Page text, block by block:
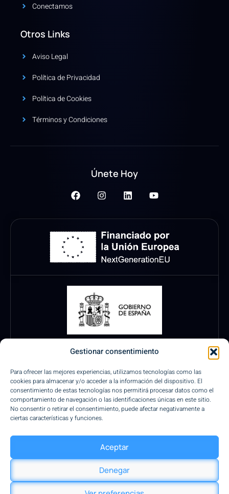
Gestionar consentimiento
Para ofrecer las mejores experiencias, utilizamos tecnologías como las
cookies para almacenar y/o acceder a la información del dispositivo. El
consentimiento de estas tecnologías nos permitirá procesar datos como el
comportamiento de navegación o las identificaciones únicas en este sitio.
No consentir o retirar el consentimiento, puede afectar negativamente a
ciertas características y funciones.
Aceptar
Denegar
Conectamos
Otros Links
Aviso Legal
Política de Privacidad
Política de Cookies
Términos y Condiciones
Únete Hoy
Pagos Seguros
Diseño by Saltimvanki